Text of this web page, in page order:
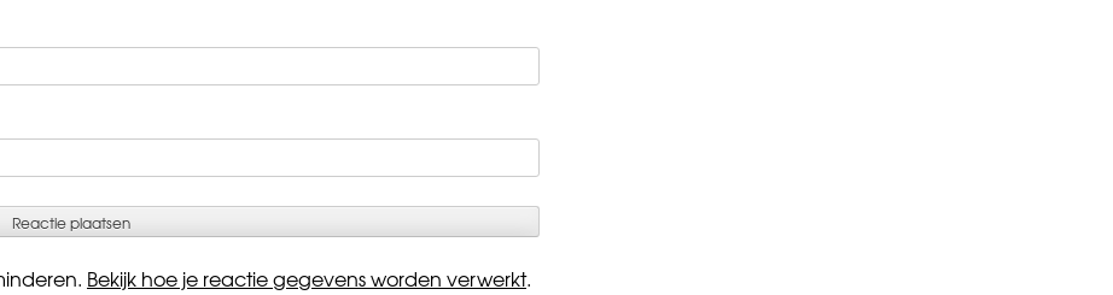
Bekijk hoe je reactie gegevens worden verwerkt.